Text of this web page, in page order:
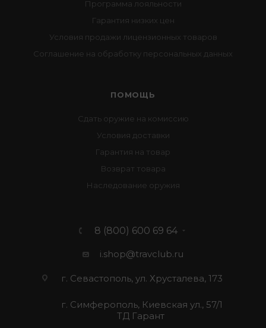
Программа лояльности
Гарантия низких цен
Условия продажи лицензионных товаров
Соглашение на обработку персональных данных
ПОМОЩЬ
Сдать оружие на комиссию
Условия доставки
Гарантия на товар
Возврат товара
Наследование оружия
8 (800) 600 69 64
i.shop@travclub.ru
г. Севастополь, ул. Хрусталева, 173
г. Симферополь, Киевская ул., 57/1
ТД Гарант